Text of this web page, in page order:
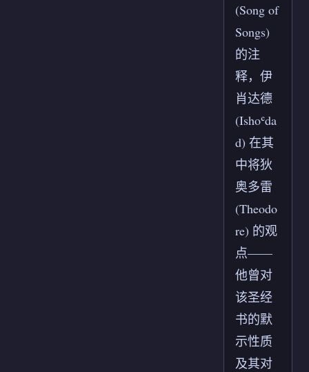
(Song of
Songs)
的注
释，伊
肖达德
(Ishoʿda
d) 在其
中将狄
奥多雷
(Theodo
re) 的观
点——
他曾对
该圣经
书的默
示性质
及其对